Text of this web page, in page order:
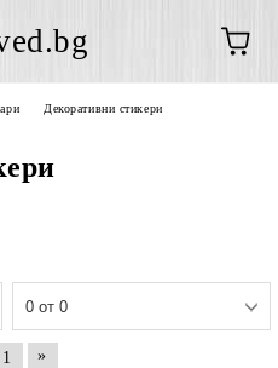
Декоративни стикери
1 »